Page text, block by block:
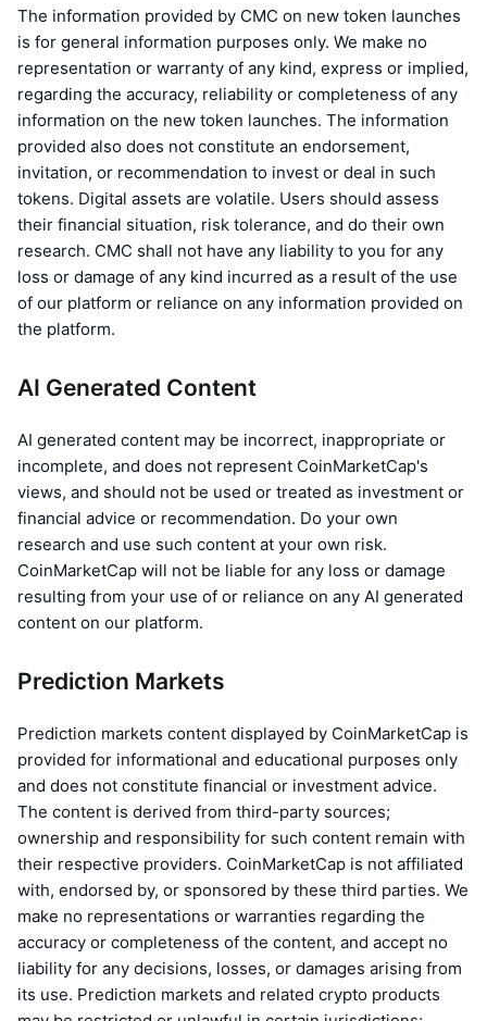
Összefoglaló NFT statisztikák
Közeledő értékesítések
Likvidálások
Finanszírozási díjak
Gyémánt jutalmak
Tanulj & Keress
Naptár
ICO Naptár
Esemény naptár
The information provided by CMC on new token launches
is for general information purposes only. We make no
representation or warranty of any kind, express or implied,
regarding the accuracy, reliability or completeness of any
information on the new token launches. The information
provided also does not constitute an endorsement,
invitation, or recommendation to invest or deal in such
tokens. Digital assets are volatile. Users should assess
their financial situation, risk tolerance, and do their own
research. CMC shall not have any liability to you for any
loss or damage of any kind incurred as a result of the use
of our platform or reliance on any information provided on
the platform.
AI Generated Content
AI generated content may be incorrect, inappropriate or
incomplete, and does not represent CoinMarketCap's
views, and should not be used or treated as investment or
financial advice or recommendation. Do your own
research and use such content at your own risk.
CoinMarketCap will not be liable for any loss or damage
resulting from your use of or reliance on any AI generated
content on our platform.
Prediction Markets
Prediction markets content displayed by CoinMarketCap is
provided for informational and educational purposes only
and does not constitute financial or investment advice.
The content is derived from third-party sources;
ownership and responsibility for such content remain with
their respective providers. CoinMarketCap is not affiliated
with, endorsed by, or sponsored by these third parties. We
make no representations or warranties regarding the
accuracy or completeness of the content, and accept no
liability for any decisions, losses, or damages arising from
its use. Prediction markets and related crypto products